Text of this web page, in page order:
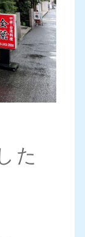
た